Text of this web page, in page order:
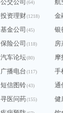
公交公司 (64) 航
投资理财(1218) 金
基金公司 (45) 银
保险公司 (118) 房
汽车论坛(80) 摩
广播电台(117) 手
短信图铃(43) 通
寻医问药(155) 健